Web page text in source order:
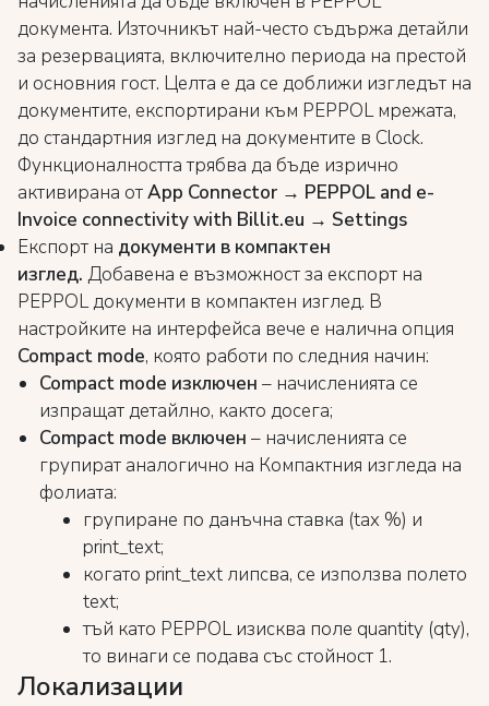
документа. Източникът най-често съдържа детайли
за резервацията, включително периода на престой
и основния гост. Целта е да се доближи изгледът на
документите, експортирани към PEPPOL мрежата,
до стандартния изглед на документите в Clock.
Функционалността трябва да бъде изрично
активирана отApp Connector → PEPPOL and e-
Invoice connectivity with Billit.eu → Settings
Експорт на документи в компактен
изглед. Добавена е възможност за експорт на
PEPPOL документи в компактен изглед. В
настройките на интерфейса вече е налична опция
Compact mode, която работи по следния начин:
Compact mode изключен – начисленията се
изпращат детайлно, както досега;
Compact mode включен – начисленията се
групират аналогично на Компактния изгледа на
фолиата:
групиране по данъчна ставка (tax %) и
print_text;
когато print_text липсва, се използва полето
text;
тъй като PEPPOL изисква поле quantity (qty),
то винаги се подава със стойност 1.
Локализации